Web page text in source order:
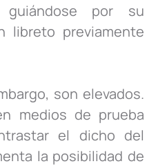
guiándose por su
libreto previamente
son elevados.
medios de prueba
el dicho del
la posibilidad de